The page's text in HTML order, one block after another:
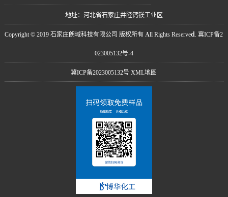
地址：河北省石家庄井陉钙镁工业区
Copyright © 2019 石家庄朗域科技有限公司 版权所有 All Rights Reserved. 冀ICP备2
023005132号-4
冀ICP备2023005132号 XML地图